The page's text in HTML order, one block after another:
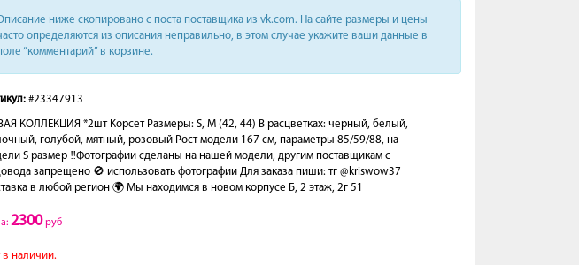
ниже скопировано с поста поставщика из vk.com. На сайте размеры и цены
определяются из описания неправильно, в этом случае укажите ваши данные в
“комментарий” в корзине.
#23347913
КОЛЛЕКЦИЯ *2шт Корсет Размеры: S, M (42, 44) В расцветках: черный, белый,
голубой, мятный, розовый Рост модели 167 см, параметры 85/59/88, на
S размер ‼️Фотографии сделаны на нашей модели, другим поставщикам с
запрещено 🚫 использовать фотографии Для заказа пиши: тг @kriswow37
в любой регион 🌍 Мы находимся в новом корпусе Б, 2 этаж, 2г 51
2300руб
в наличии.